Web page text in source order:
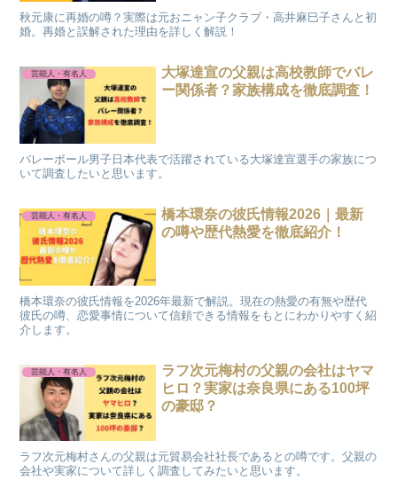
秋元康に再婚の噂？実際は元おニャン子クラブ・高井麻巳子さんと初
婚。再婚と誤解された理由を詳しく解説！
芸能人・有名人
大塚達宣の父親は高校教師でバレ
ー関係者？家族構成を徹底調査！
バレーボール男子日本代表で活躍されている大塚達宣選手の家族につ
いて調査したいと思います。
芸能人・有名人
橋本環奈の彼氏情報2026｜最新
の噂や歴代熱愛を徹底紹介！
橋本環奈の彼氏情報を2026年最新で解説。現在の熱愛の有無や歴代
彼氏の噂、恋愛事情について信頼できる情報をもとにわかりやすく紹
介します。
芸能人・有名人
ラフ次元梅村の父親の会社はヤマ
ヒロ？実家は奈良県にある100坪
の豪邸？
ラフ次元梅村さんの父親は元貿易会社社長であるとの噂です。父親の
会社や実家について詳しく調査してみたいと思います。